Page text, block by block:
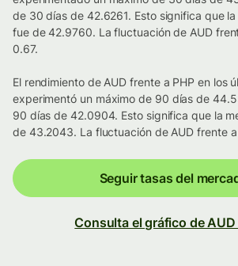
de 30 días de 42.6261. Esto significa que
fue de 42.9760. La fluctuación de AUD
0.67.
El rendimiento de AUD frente a PHP en los
experimentó un máximo de 90 días de
90 días de 42.0904. Esto significa que la
de 43.2043. La fluctuación de AUD frente
Seguir tasas del
Consulta el gráfico de AUD